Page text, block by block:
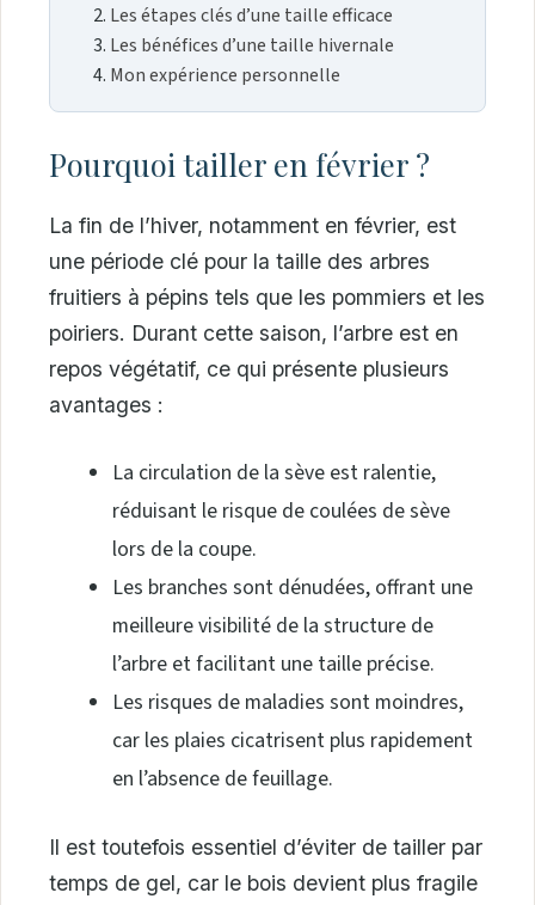
Les étapes clés d’une taille efficace
Les bénéfices d’une taille hivernale
Mon expérience personnelle
Pourquoi tailler en février ?
La fin de l’hiver, notamment en février, est
une période clé pour la taille des arbres
fruitiers à pépins tels que les pommiers et les
poiriers. Durant cette saison, l’arbre est en
repos végétatif, ce qui présente plusieurs
avantages :
La circulation de la sève est ralentie,
réduisant le risque de coulées de sève
lors de la coupe.
Les branches sont dénudées, offrant une
meilleure visibilité de la structure de
l’arbre et facilitant une taille précise.
Les risques de maladies sont moindres,
car les plaies cicatrisent plus rapidement
en l’absence de feuillage.
Il est toutefois essentiel d’éviter de tailler par
temps de gel, car le bois devient plus fragile